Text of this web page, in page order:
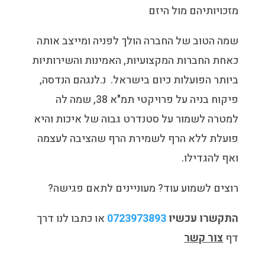
מזכויותיהם מול היזם
שמה הטוב של החברה הולך לפניה ומייצב אותה
כאחת החברות המקצועיות, האמינות והשירותיות
ביותר הפועלות כיום בישראל. נ.לנגהם הנדסה,
פיקוח בניה על פרויקטי תמ"א 38, שמה לה
למטרה לשמור על סטנדרט גבוה של איכות והיא
פועלת ללא הרף לשמירת הרף שהציבה לעצמה
ואף להגדילו.
רוצים לשמוע עוד? מעוניינים לתאם פגישה?
התקשרו עכשיו0723973893 או כתבו לנו דרך
דףצור קשר